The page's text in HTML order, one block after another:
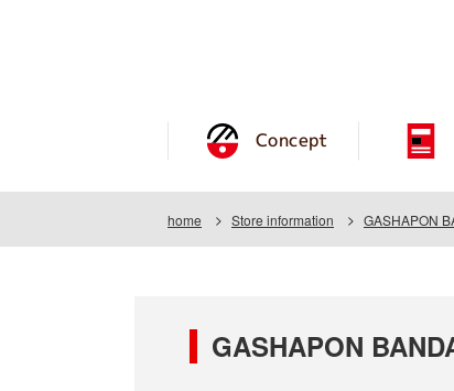
Concept
home Store information GASHAPON
GASHAPON